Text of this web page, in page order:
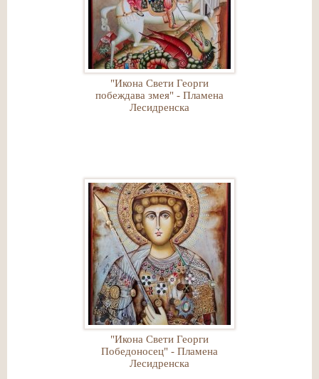
"Икона Свети Георги
побеждава змея" - Пламена
Лесидренска
"Икона Свети Георги
Победоносец" - Пламена
Лесидренска